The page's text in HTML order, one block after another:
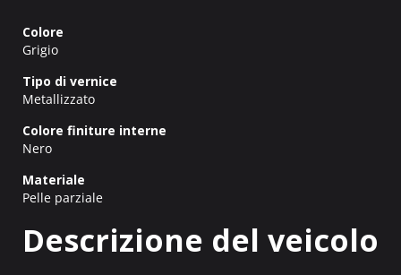
Colore
Grigio
Tipo di vernice
Metallizzato
Colore finiture interne
Nero
Materiale
Pelle parziale
Descrizione del veicolo